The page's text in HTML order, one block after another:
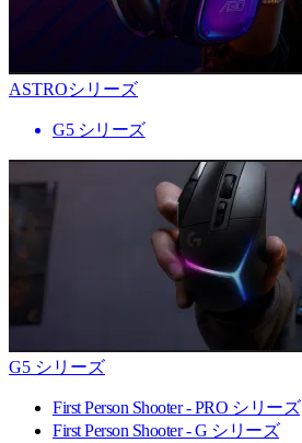
ASTROシリーズ
G5 シリーズ
G5 シリーズ
First Person Shooter - PRO シリーズ
First Person Shooter - G シリーズ